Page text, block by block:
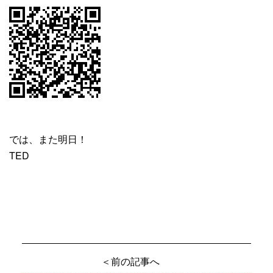
では、また明日！
TED
＜前の記事へ